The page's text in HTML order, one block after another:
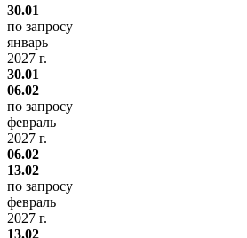
30.01
по запросу
январь
2027 г.
30.01
06.02
по запросу
февраль
2027 г.
06.02
13.02
по запросу
февраль
2027 г.
13.02